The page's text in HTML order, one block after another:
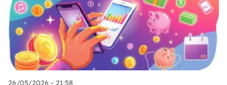
26/05/2026 - 21:58